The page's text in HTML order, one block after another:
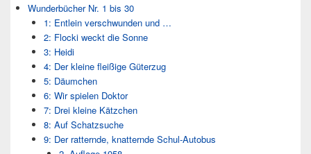
Wunderbücher Nr. 1 bis 30
1: Entlein verschwunden und …
2: Flocki weckt die Sonne
3: Heidi
4: Der kleine fleißige Güterzug
5: Däumchen
6: Wir spielen Doktor
7: Drei kleine Kätzchen
8: Auf Schatzsuche
9: Der ratternde, knatternde Schul-Autobus